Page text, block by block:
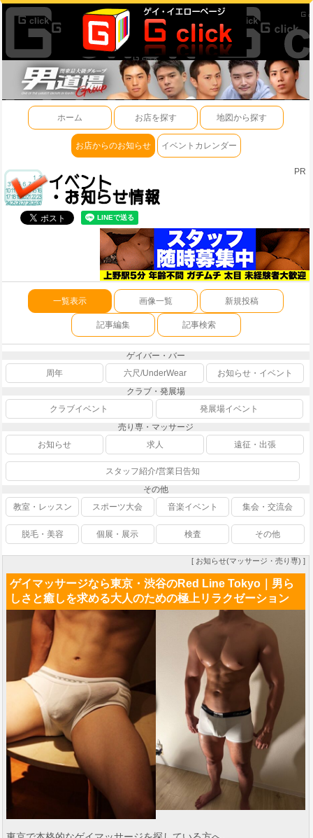
ホーム お店を探す 地図から探す
お店からのお知らせ イベントカレンダー
PR
一覧表示 画像一覧 新規投稿
記事編集 記事検索
ゲイバー・バー
周年
六尺/UnderWear
お知らせ・イベント
クラブ・発展場
クラブイベント
発展場イベント
売り専・マッサージ
お知らせ
求人 遠征・出張
スタッフ紹介/営業日告知
その他
教室・レッスン
スポーツ大会 音楽イベント 集会・交流会
脱毛・美容 個展・展示 検査 その他
[ お知らせ(マッサージ・売り専) ]
ゲイマッサージなら東京・渋谷のRed Line Tokyo｜男ら
しさと癒しを求める大人のための極上リラクゼーション